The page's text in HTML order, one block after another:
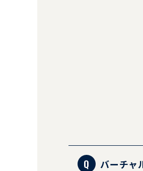
バーチャ